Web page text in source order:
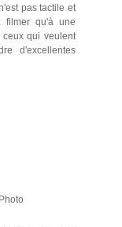
pas tactile et
filmer qu'à une
qui veulent
d'excellentes